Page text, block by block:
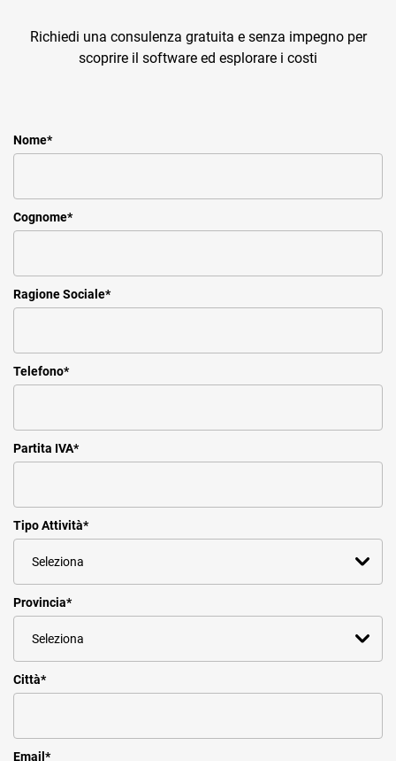
Richiedi una consulenza gratuita e senza impegno per
scoprire il software ed esplorare i costi
Nome*
Cognome*
Ragione Sociale*
Telefono*
Partita IVA*
Tipo Attività*
Provincia*
Città*
Email *